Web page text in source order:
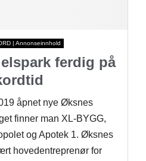
| Annonseinnhold
ferdig på
åpnet nye Øksnes
finner man XL-BYGG,
og Apotek 1. Øksnes
hovedentreprenør for